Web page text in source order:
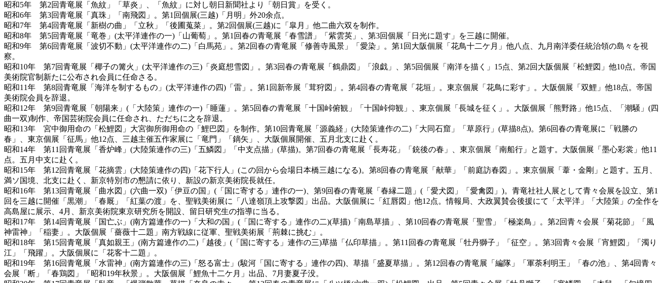
昭和5年 第2回青竜展「魚紋」「草炎」、「魚紋」に対し朝日新聞社より「朝日賞」を受く。
昭和6年 第3回青竜展「真珠」「南飛図」。第1回個展(三越)「月明」外20余点。
昭和7年 第4回青竜展「新樹の曲」「立秋」「後圃蒐菜」。第2回個展(三越)に「皐月」他二曲六双を制作。
昭和8年 第5回青竜展「竜巻」(太平洋連作の一)「山葡萄」。第1回春の青竜展「春雪譜」「紫雲英」、第3回個展「日光に題す」を三越に開催。
昭和9年 第6回青竜展「波切不動」(太平洋連作の二)「白馬苑」。第2回春の青竜展「修善寺風景」「愛染」。第1回大阪個展「花鳥十二ケ月」他八点、九月南洋委任統治領の島々を視
察。
昭和10年 第7回青竜展「椰子の篝火」(太平洋連作の三)「炎庭想雪図」。第3回春の青竜展「鶴鼎図」「浪戯」、第5回個展「南洋を描く」15点、第2回大阪個展「松鯉図」他10点。帝国
美術院官制新たに公布され会員に任命さる。
昭和11年 第8回青竜展「海洋を制するもの」(太平洋連作の四)「雷」。第1回新帝展「茸狩図」。第4回春の青竜展「花垣」。東京個展「花鳥に彩す」。大阪個展「双鯉」他18点。帝国
美術院会員を辞退。
昭和12年 第9回青竜展「朝陽来」(「大陸策」連作の一)「睡蓮」。第5回春の青竜展「十国峠俯観」「十国峠仰観」、東京個展「長城を征く」。大阪個展「熊野路」他15点、「潮騒」(四
曲一双)制作、帝国芸術院会員に任命され、ただちに之を辞退。
昭和13年 宮中御用命の「松鯉図」大宮御所御用命の「鯉巴図」を制作。第10回青竜展「源義経」(大陸策連作の二)「大同石窟」「草原行」(草描8点)。第6回春の青竜展に「戦勝の
春」、東京個展「征馬」他12点、三越主催五作家展に「竜門」「鏑矢」、大阪個展開催、五月北支に赴く。
昭和14年 第11回青竜展「香炉峰」(大陸策連作の三)「五鱗図」「中支点描」(草描)。第7回春の青竜展「長寿花」「銃後の春」、東京個展「南船行」と題す。大阪個展「墨心彩裳」他11
点。五月中支に赴く。
昭和15年 第12回青竜展「花摘雲」(大陸策連作の四)「花下行人」(この回から会場日本橋三越になる)。第8回春の青竜展「献華」「前庭訪春図」。東京個展「葦・金剛」と題す。五月、
満ソ国境、北支に赴く、新京特別市の懇請に依り、新設の新京美術院長就任。
昭和16年 第13回青竜展「曲水図」(六曲一双)「伊豆の国」(「国に寄する」連作の一)、第9回春の青竜展「春縁二題」(「愛犬図」「愛禽図」)。青竜社社人展として青々会展を設立、第1
回を三越に開催「黒潮」「春厩」「紅葉の渡」を、聖戦美術展に「八達嶺頂上攻撃図」出品。大阪個展に「紅唇図」他12点。情報局、大政翼賛会後援にて「太平洋」「大陸策」の全作を
高島屋に展示、4月、新京美術院東京研究所を開設、留日研究生の指導に当る。
昭和17年 第14回青竜展「国亡ぶ」(南方篇連作の一)「大和の国」(「国に寄する」連作の二)(草描)「南島草描」、第10回春の青竜展「聖雪」「極楽鳥」。第2回青々会展「菊花節」「風
神雷神」「稲妻」。大阪個展「薔薇十二題」南方戦線に従軍、聖戦美術展「荊棘に挑む」。
昭和18年 第15回青竜展「真如親王」(南方篇連作の二)「越後」(「国に寄する」連作の三)草描「仏印草描」。第11回春の青竜展「牡丹獅子」「征空」。第3回青々会展「宵鯉図」「濁り
江」「飛躍」。大阪個展に「花客十二題」。
昭和19年 第16回青竜展「水雷神」(南方篇連作の三)「怒る富士」(駿河「国に寄する」連作の四)、草描「盛夏草描」。第12回春の青竜展「編隊」「軍荼利明王」「春の池」、第4回青々
会展「断」「春鶏図」「昭和19年秋景」。大阪個展「鯉魚十二ケ月」出品、7月妻夏子没。